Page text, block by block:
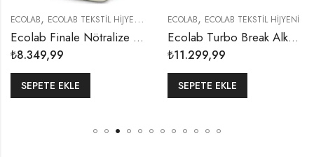
ECOLAB, ECOLAB TEKSTİL HİJYENİ , SONLANDIRICILAR
Ecolab Finale Nötralize Edici Katkı Maddesi 20 LT
₺8.349,99
SEPETE EKLE
ECOLAB, ECOLAB TEKSTİL HİJYENİ
Ecolab Turbo Break Alkali Yardımcı Yıkama Maddesi 24 kg
₺11.299,99
SEPETE EKLE